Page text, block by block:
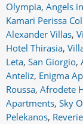
Olympia, Angels
Kamari Perissa
Alexander Villas,
Hotel Thirasia,
Leta, San Giorgio,
Anteliz, Enigma
Roussa, Afrodete
Apartments, Sky
Pelekanos,